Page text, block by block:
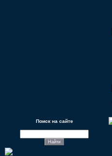
Поиск на сайте